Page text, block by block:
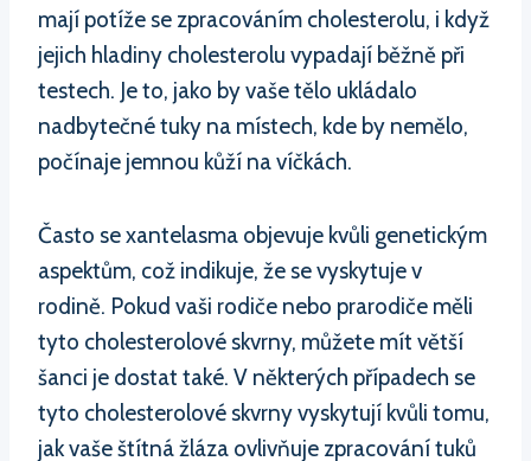
mají potíže se zpracováním cholesterolu, i když
jejich hladiny cholesterolu vypadají běžně při
testech. Je to, jako by vaše tělo ukládalo
nadbytečné tuky na místech, kde by nemělo,
počínaje jemnou kůží na víčkách.
Často se xantelasma objevuje kvůli genetickým
aspektům, což indikuje, že se vyskytuje v
rodině. Pokud vaši rodiče nebo prarodiče měli
tyto cholesterolové skvrny, můžete mít větší
šanci je dostat také. V některých případech se
tyto cholesterolové skvrny vyskytují kvůli tomu,
jak vaše štítná žláza ovlivňuje zpracování tuků